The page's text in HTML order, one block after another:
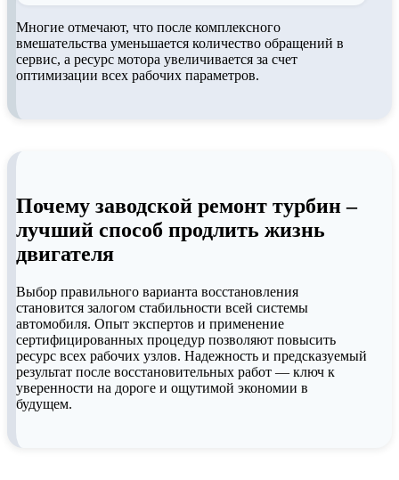
Многие отмечают, что после комплексного
вмешательства уменьшается количество обращений в
сервис, а ресурс мотора увеличивается за счет
оптимизации всех рабочих параметров.
Почему заводской ремонт турбин –
лучший способ продлить жизнь
двигателя
Выбор правильного варианта восстановления
становится залогом стабильности всей системы
автомобиля. Опыт экспертов и применение
сертифицированных процедур позволяют повысить
ресурс всех рабочих узлов. Надежность и предсказуемый
результат после восстановительных работ — ключ к
уверенности на дороге и ощутимой экономии в
будущем.